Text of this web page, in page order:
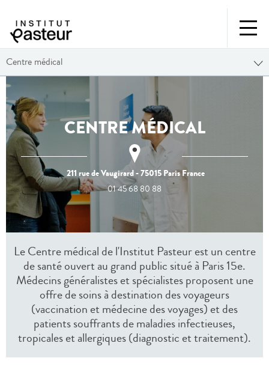
Centre médical
CENTRE MÉDICAL
211 rue de Vaugirard- 75015 ParisFrance
01 45 68 80 88
Le Centre médical de l'Institut Pasteur est un centre
de santé ouvert au grand public situé à Paris 15e.
Médecins généralistes et spécialistes proposent une
offre de soins à destination des voyageurs
(vaccination et médecine des voyages) et des
patients souffrants de maladies infectieuses,
tropicales et allergiques (diagnostic et traitement).